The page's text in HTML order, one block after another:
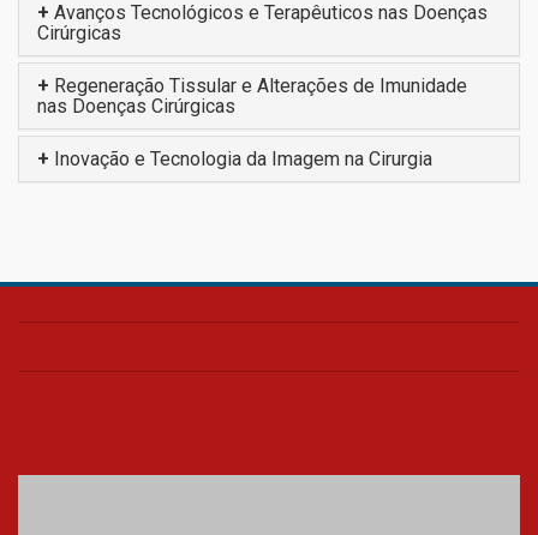
+ Avanços Tecnológicos e Terapêuticos nas Doenças
Cirúrgicas
+ Regeneração Tissular e Alterações de Imunidade
nas Doenças Cirúrgicas
+ Inovação e Tecnologia da Imagem na Cirurgia